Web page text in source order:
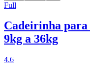
Full
Cadeirinha
9kg a 36kg
4.6